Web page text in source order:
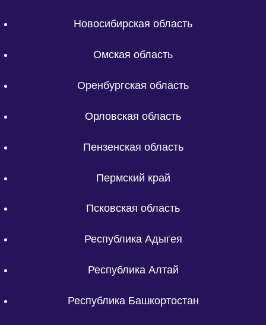
Новосибирская область
Омская область
Оренбургская область
Орловская область
Пензенская область
Пермский край
Псковская область
Республика Адыгея
Республика Алтай
Республика Башкортостан